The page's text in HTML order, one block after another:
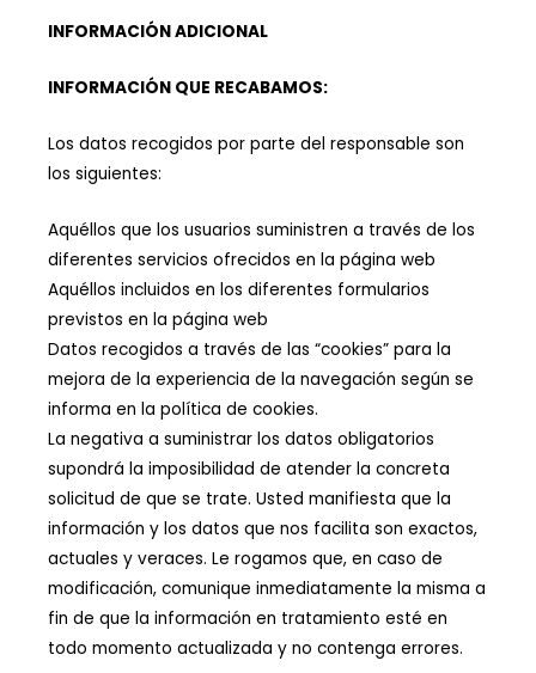
INFORMACIÓN ADICIONAL
INFORMACIÓN QUE RECABAMOS:
Los datos recogidos por parte del responsable son
los siguientes:
Aquéllos que los usuarios suministren a través de los
diferentes servicios ofrecidos en la página web
Aquéllos incluidos en los diferentes formularios
previstos en la página web
Datos recogidos a través de las “cookies” para la
mejora de la experiencia de la navegación según se
informa en la política de cookies.
La negativa a suministrar los datos obligatorios
supondrá la imposibilidad de atender la concreta
solicitud de que se trate. Usted manifiesta que la
información y los datos que nos facilita son exactos,
actuales y veraces. Le rogamos que, en caso de
modificación, comunique inmediatamente la misma a
fin de que la información en tratamiento esté en
todo momento actualizada y no contenga errores.